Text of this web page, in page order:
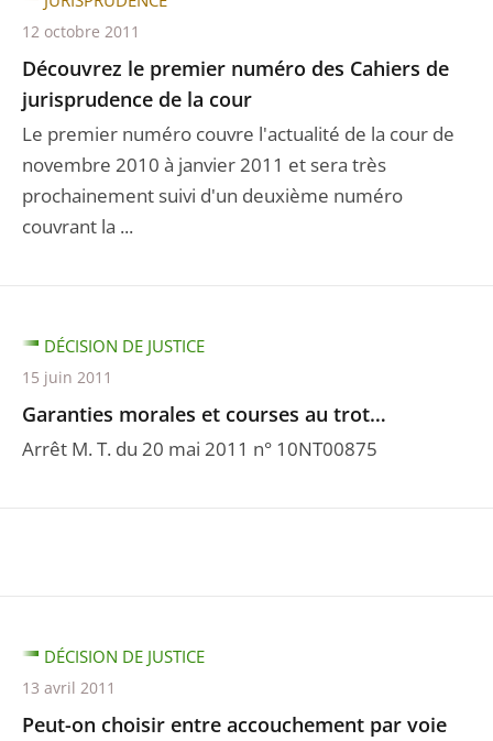
Découvrez le premier numéro des Cahiers de
jurisprudence de la cour
Le premier numéro couvre l'actualité de la cour de
novembre 2010 à janvier 2011 et sera très
prochainement suivi d'un deuxième numéro
couvrant la ...
12 octobre 2011
Garanties morales et courses au trot…
Arrêt M. T. du 20 mai 2011 n° 10NT00875
DÉCISION DE JUSTICE
15 juin 2011
Peut-on choisir entre accouchement par voie
DÉCISION DE JUSTICE
13 avril 2011